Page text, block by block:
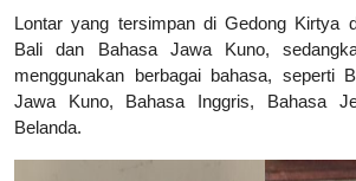
Lontar yang tersimpan di Gedong Kirtya
Bali dan Bahasa Jawa Kuno,
menggunakan berbagai bahasa, seperti
Jawa Kuno, Bahasa Inggris, Bahasa
Belanda.